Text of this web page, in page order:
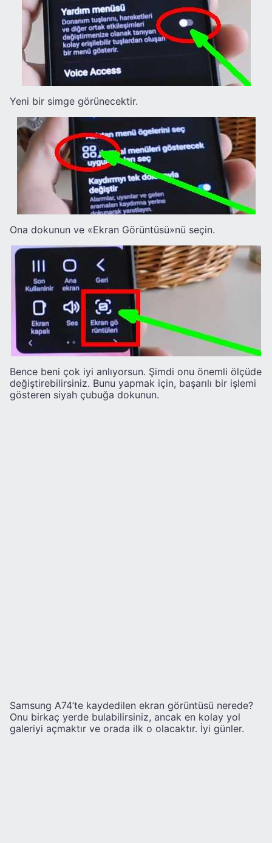
Yeni bir simge görünecektir.
Ona dokunun ve «Ekran Görüntüsü»nü seçin.
Bence beni çok iyi anlıyorsun. Şimdi onu önemli ölçüde
değiştirebilirsiniz. Bunu yapmak için, başarılı bir işlemi
gösteren siyah çubuğa dokunun.
Samsung A74’te kaydedilen ekran görüntüsü nerede?
Onu birkaç yerde bulabilirsiniz, ancak en kolay yol
galeriyi açmaktır ve orada ilk o olacaktır. İyi günler.